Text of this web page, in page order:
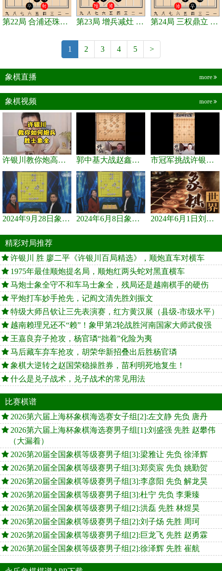
第22局 合浦还珠（结果待定） 第23局 增兵减灶 和棋 第24局 三权鼎立 和棋
1 2 3 4 5 >
象棋直播 more
象棋视频 more
许银川教你炮高兵士象全如何赢士象全，简单四步即可 郭中基大战赵鑫鑫，许银川激情讲解 市冠军挑战许银川，急进中兵变化真激烈！
2024年9月28日象棋世界栏目，刘君、蒋川讲解了第九届杨官璘杯象棋... 2024年6月8日象棋世界，刘君、蒋川讲解了第九届杨官璘杯全国象棋... 2024年6月1日刘君、蒋川讲解第三届上海杯象棋大师赛谢靖与李少庚...
精彩对局推荐
许银川 胜 廖二平《许银川百局精选》，顺炮直车对横车
1975年最佳顺炮提名局，顺炮红两头蛇对黑直横车
马炮士象全守不和车马士象全，残局还是越南棋手的硬伤
平炮打车妙手抢先，记阎文清先胜刘振文
特级大师吕钦让三先表演赛，红方黄汉展（县级-市级水平）
越南赖理兄还不“赖”！象甲第2轮战胜河南国家大师武俊强
王嘉良弃子抢攻，杨官璘“拙着”化险为夷
马后藏车弃车抢攻，胡荣华新招叠出后胜杨官璘
象棋大逆转之赵国荣稳操胜券，苗利明死地复生！
什么是兑子战术，兑子战术的常见用法
比赛棋谱
2026第六届上海杯象棋海选赛女子组[2]:左文静 先负 唐丹
2026第六届上海杯象棋海选赛男子组[1]:刘盛强 先胜 赵攀伟
（大漏着）
2026第20届全国象棋等级赛男子组[3]:梁雅让 先负 徐泽辉
2026第20届全国象棋等级赛男子组[3]:郑奕宸 先负 姚勤贺
2026第20届全国象棋等级赛男子组[3]:李彦阳 先负 解龙昊
2026第20届全国象棋等级赛男子组[3]:杜宁 先负 李秉臻
2026第20届全国象棋等级赛男子组[2]:洪磊 先胜 林煜昊
2026第20届全国象棋等级赛男子组[2]:刘子炀 先胜 周珂
2026第20届全国象棋等级赛男子组[2]:巨龙飞 先胜 赵勇霖
2026第20届全国象棋等级赛男子组[2]:徐泽辉 先胜 崔航